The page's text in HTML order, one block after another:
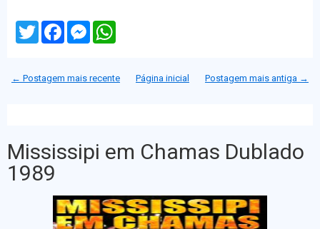
T
w
e
F
o
M
n
A
← Postagem mais recente Postagem mais antiga →
Página inicial
Mississipi em Chamas Dublado
1989